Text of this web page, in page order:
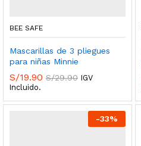
BEE SAFE
Mascarillas de 3 pliegues
para niñas Minnie
S/19.90 S/29.90 IGV
Incluido.
-33%